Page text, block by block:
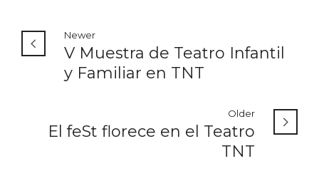
Newer
V Muestra de Teatro Infantil
y Familiar en TNT
Older
El feSt florece en el Teatro
TNT